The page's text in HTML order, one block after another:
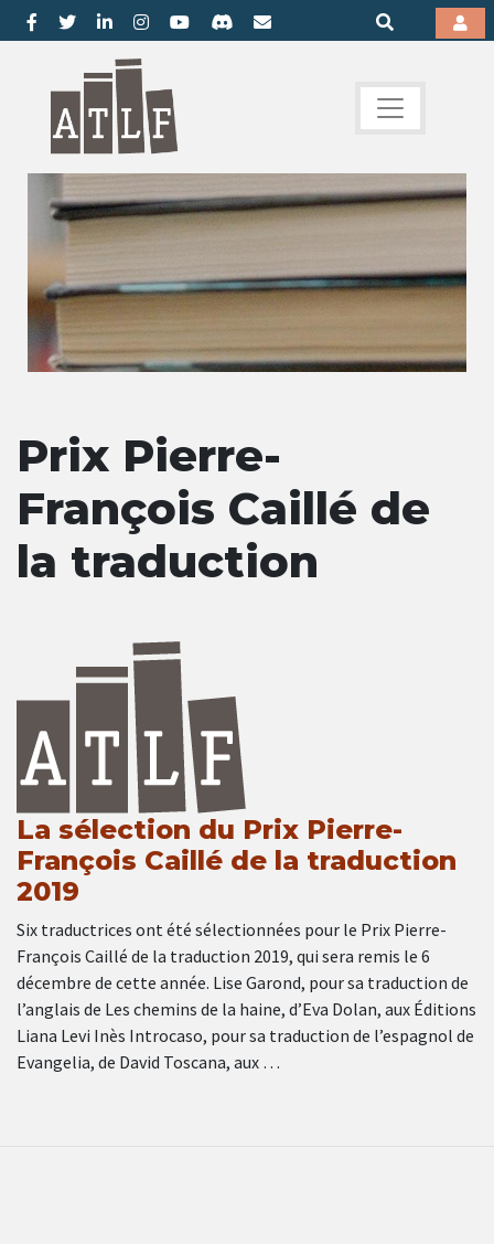
Prix Pierre-
François Caillé de
la traduction
La sélection du Prix Pierre-
François Caillé de la traduction
2019
Six traductrices ont été sélectionnées pour le Prix Pierre-
François Caillé de la traduction 2019, qui sera remis le 6
décembre de cette année. Lise Garond, pour sa traduction de
l’anglais de Les chemins de la haine, d’Eva Dolan, aux Éditions
Liana Levi Inès Introcaso, pour sa traduction de l’espagnol de
Evangelia, de David Toscana, aux …